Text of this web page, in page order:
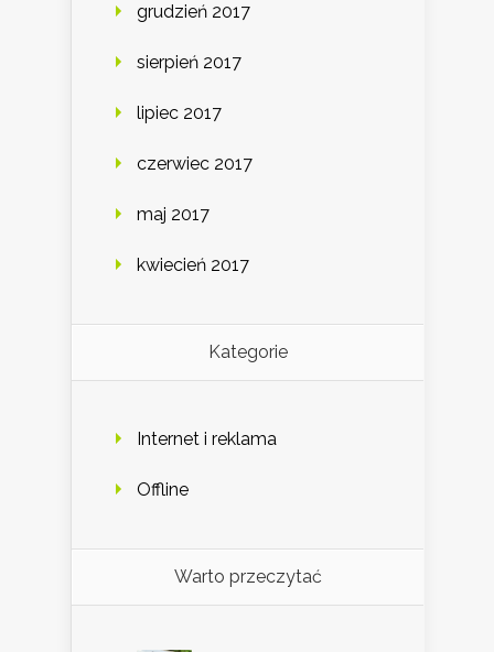
grudzień 2017
sierpień 2017
lipiec 2017
czerwiec 2017
maj 2017
kwiecień 2017
Kategorie
Internet i reklama
Offline
Warto przeczytać